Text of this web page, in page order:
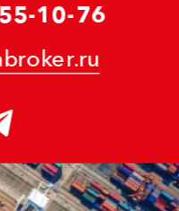
10-76